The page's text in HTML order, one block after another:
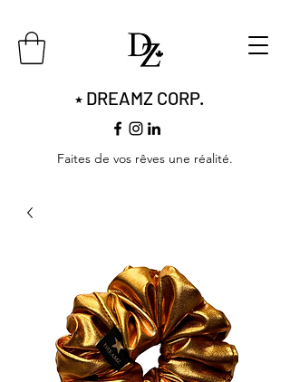
DREAMZ CORP.
​​★
Faites de vos rêves une réalité.